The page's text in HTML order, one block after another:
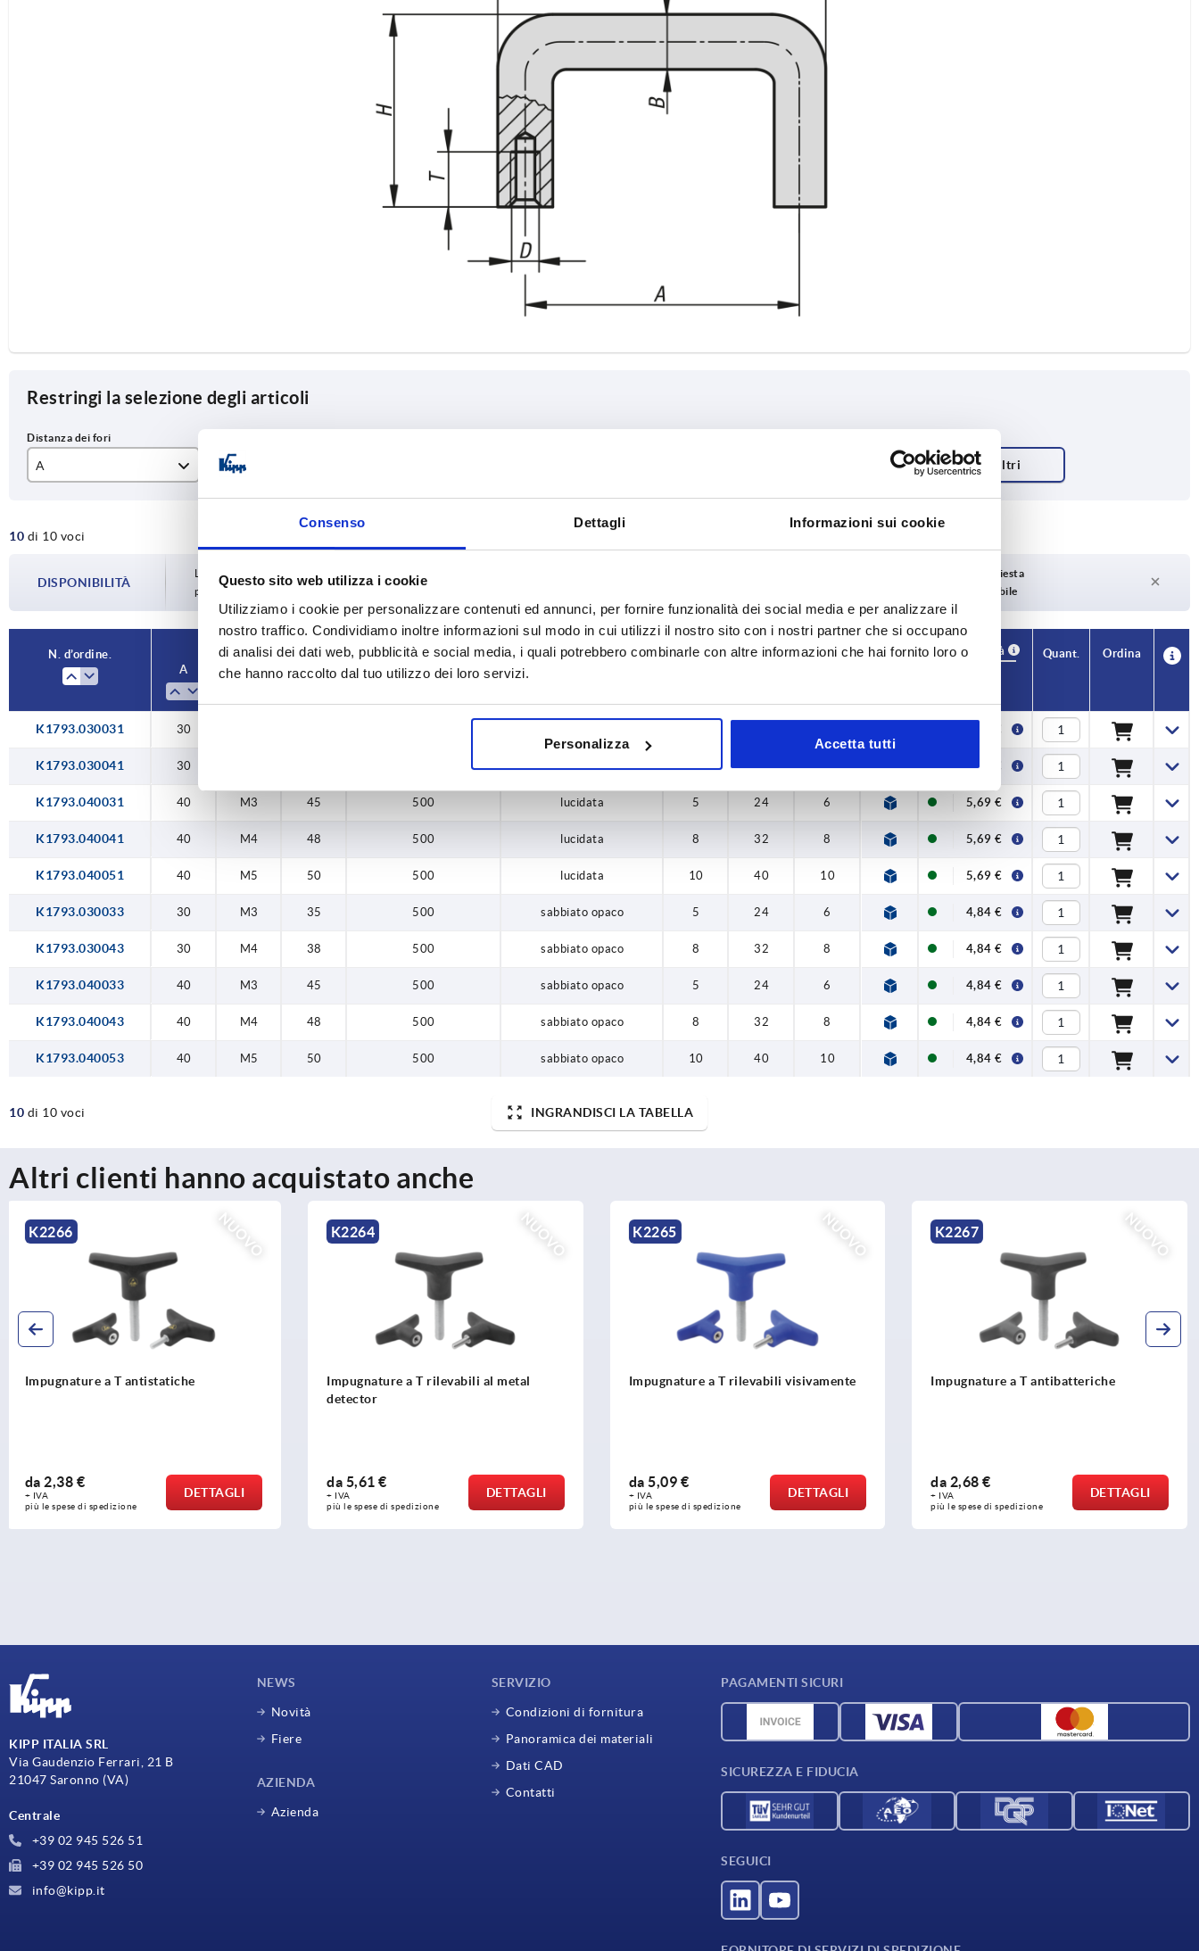
Consenso Dettagli Informazioni sui cookie
Questo sito web utilizza i cookie
Utilizziamo i cookie per personalizzare contenuti ed annunci, per fornire funzionalità dei social media e per analizzare il
nostro traffico. Condividiamo inoltre informazioni sul modo in cui utilizzi il nostro sito con i nostri partner che si occupano
di analisi dei dati web, pubblicità e social media, i quali potrebbero combinarle con altre informazioni che hai fornito loro o
che hanno raccolto dal tuo utilizzo dei loro servizi.
Personalizza Accetta tutti
Restringi la selezione degli articoli
A
40
M3
M5
35
48
50
500 lucidata
10 di 10 voci
DISPONIBILITÀ
La disponibilità viene aggiornata più volte al giorno a intervalli regolari. Nell’ultima fase
prima di completare l’ordine, vi verrà comunicata la data di spedizione confermata.
Tempi di consegna su richiesta
Attualmente non disponibile
N. d’ordine.
A
D L Capacità di carico N Superficie corpo base
CAD
Disponibilità
Quant. Ordina
K1793.030031 30 5,69 €
K1793.030041 30 lucidata 8 32 8 5,69 €
K1793.040031 40 M3 45 500 lucidata 5 24 6 5,69 €
K1793.040041 40 M4 48 500 lucidata 8 32 8 5,69 €
K1793.040051 40 M5 50 500 lucidata 10 40 10 5,69 €
K1793.030033 30 M3 35 500 sabbiato opaco 5 24 6 4,84 €
K1793.030043 30 M4 38 500 sabbiato opaco 8 32 8 4,84 €
K1793.040033 40 M3 45 500 sabbiato opaco 5 24 6 4,84 €
K1793.040043 40 M4 48 500 sabbiato opaco 8 32 8 4,84 €
K1793.040053 40 M5 50 500 sabbiato opaco 10 40 10 4,84 €
10 di 10 voci INGRANDISCI LA TABELLA
Altri clienti hanno acquistato anche
NUOVO
K2264
Impugnature a T rilevabili al metal
da5,61 €
+ IVA
più le spese di spedizione
DETTAGLI
NUOVO
K2265
Impugnature a T rilevabili visivamente
da5,09 €
+ IVA
più le spese di spedizione
DETTAGLI
NUOVO
K2267
Impugnature a T antibatteriche
da2,68 €
+ IVA
più le spese di spedizione
DETTAGLI
K0204
Maniglie a staffa in alluminio ovali con
da9,14 €
+ IVA
più le spese di spedizione
DETTAGLI
KIPP ITALIA SRL
Via Gaudenzio Ferrari, 21 B
21047 Saronno (VA)
Centrale
+39 02 945 526 51
+39 02 945 526 50
info@kipp.it
NEWS
Novità
Fiere
AZIENDA
Azienda
SERVIZIO
Condizioni di fornitura
Panoramica dei materiali
Dati CAD
Contatti
PAGAMENTI SICURI
SICUREZZA E FIDUCIA
SEGUICI